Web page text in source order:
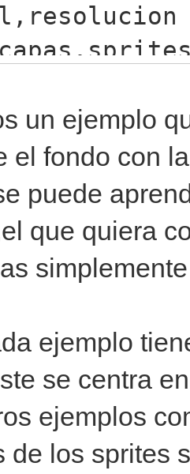
crt
de
un ejemplo
el fondo con
puede
que quiera
ejemplo
se centra
ejemplos
de los sprites